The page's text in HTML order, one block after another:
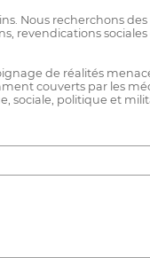
Nous recherchons
sociales
de réalités
couverts par les
politique et